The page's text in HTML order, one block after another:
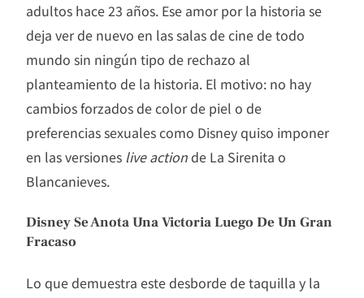
adultos hace 23 años. Ese amor por la historia se
deja ver de nuevo en las salas de cine de todo
mundo sin ningún tipo de rechazo al
planteamiento de la historia. El motivo: no hay
cambios forzados de color de piel o de
preferencias sexuales como Disney quiso imponer
en las versiones live actionde La Sirenita o
Blancanieves.
Disney Se Anota Una Victoria Luego De Un Gran
Fracaso
Lo que demuestra este desborde de taquilla y la